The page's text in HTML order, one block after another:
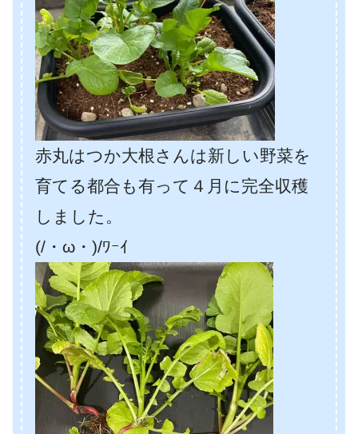
赤丸はつか大根さんは新しい野菜を
育てる都合も有って４月に完全収穫
しました。
(/・ω・)/ﾜｰｲ